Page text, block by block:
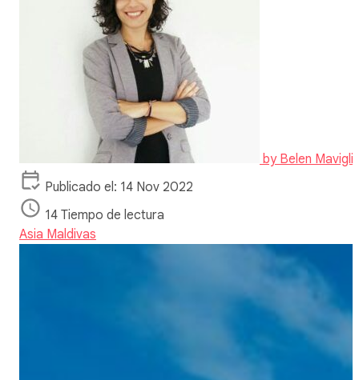
by Belen
Publicado el: 14 Nov 2022
14 Tiempo de lectura
Asia Maldivas